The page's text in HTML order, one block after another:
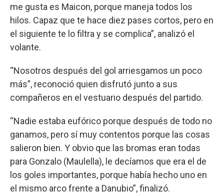
me gusta es Maicon, porque maneja todos los
hilos. Capaz que te hace diez pases cortos, pero en
el siguiente te lo filtra y se complica”, analizó el
volante.
“Nosotros después del gol arriesgamos un poco
más”, reconoció quien disfrutó junto a sus
compañeros en el vestuario después del partido.
“Nadie estaba eufórico porque después de todo no
ganamos, pero sí muy contentos porque las cosas
salieron bien. Y obvio que las bromas eran todas
para Gonzalo (Maulella), le decíamos que era el de
los goles importantes, porque había hecho uno en
el mismo arco frente a Danubio”, finalizó.